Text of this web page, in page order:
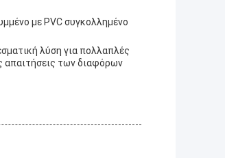
με PVC συγκολλημένο
λύση για πολλαπλές
απαιτήσεις των διαφόρων